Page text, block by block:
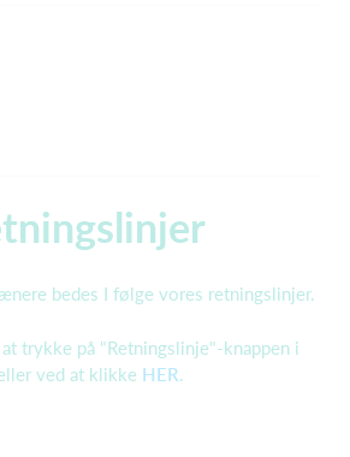
bedes I følge vores retningslinjer.
trykke på "Retningslinje"-knappen i
ved at klikke HER.